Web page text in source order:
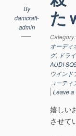
By
damcraft-
admin
た
Category:
オーディ
グ, ドラ
AUDI
ウインド
コーティ
Leave a
嬉しい
させて